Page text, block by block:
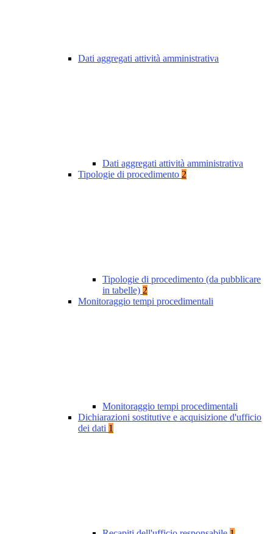
Dati aggregati attività amministrativa
Dati aggregati attività amministrativa
Tipologie di procedimento 2
Tipologie di procedimento (da pubblicare
in tabelle) 2
Monitoraggio tempi procedimentali
Monitoraggio tempi procedimentali
Dichiarazioni sostitutive e acquisizione d'ufficio
dei dati 1